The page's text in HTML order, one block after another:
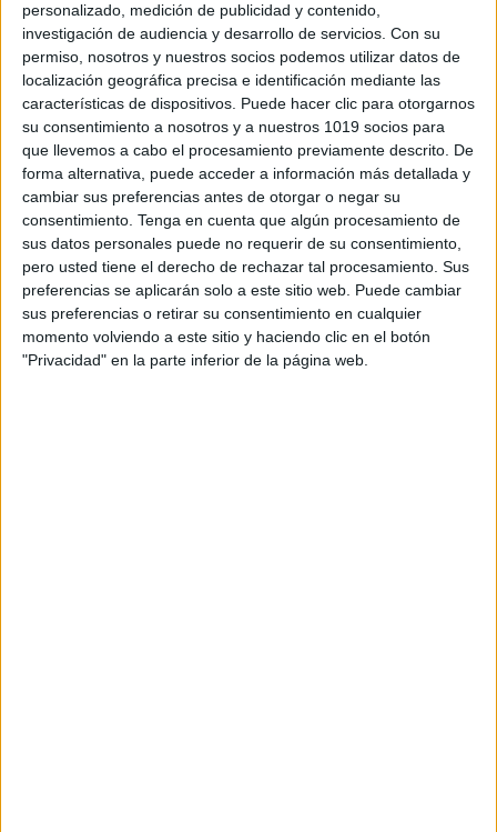
personalizado, medición de publicidad y contenido,
investigación de audiencia y desarrollo de servicios. Con su
permiso, nosotros y nuestros socios podemos utilizar datos de
localización geográfica precisa e identificación mediante las
características de dispositivos. Puede hacer clic para otorgarnos
su consentimiento a nosotros y a nuestros 1019 socios para
que llevemos a cabo el procesamiento previamente descrito. De
forma alternativa, puede acceder a información más detallada y
cambiar sus preferencias antes de otorgar o negar su
consentimiento. Tenga en cuenta que algún procesamiento de
sus datos personales puede no requerir de su consentimiento,
pero usted tiene el derecho de rechazar tal procesamiento. Sus
preferencias se aplicarán solo a este sitio web. Puede cambiar
sus preferencias o retirar su consentimiento en cualquier
momento volviendo a este sitio y haciendo clic en el botón
"Privacidad" en la parte inferior de la página web.